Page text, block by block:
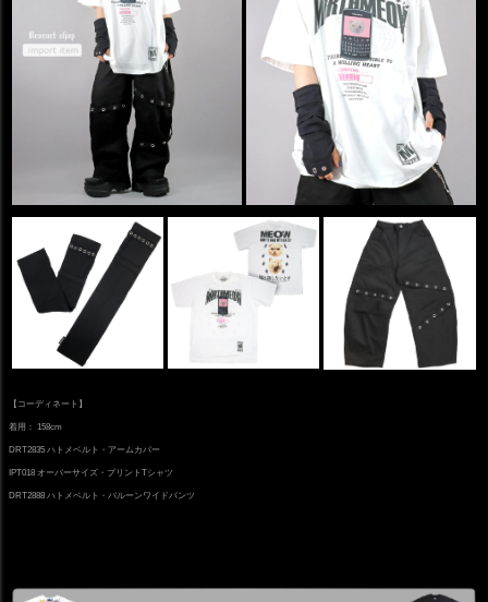
【コーディネート】
着用： 158cm
DRT2835 ハトメベルト・アームカバー
IPT018 オーバーサイズ・プリントTシャツ
DRT2888 ハトメベルト・バルーンワイドパンツ